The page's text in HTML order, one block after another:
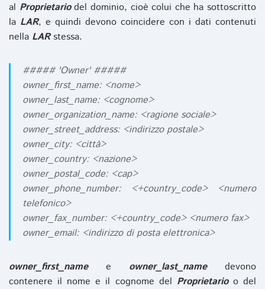
al Proprietariodel dominio, cioè colui che ha sottoscritto
la LAR, e quindi devono coincidere con i dati contenuti
nella LARstessa.
##### 'Owner' #####
owner_first_name: <nome>
owner_last_name: <cognome>
owner_organization_name: <ragione sociale>
owner_street_address: <indirizzo postale>
owner_city: <città>
owner_country: <nazione>
owner_postal_code: <cap>
owner_phone_number: <+country_code> <numero
telefonico>
owner_fax_number: <+country_code> <numero fax>
owner_email: <indirizzo di posta elettronica>
owner_first_namee owner_last_namedevono
contenere il nome e il cognome del Proprietarioo del